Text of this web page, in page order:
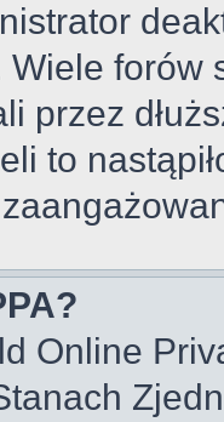
forów
przez
to
Online